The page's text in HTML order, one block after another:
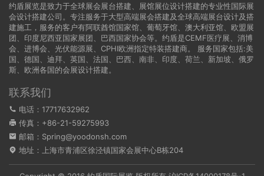
约盾展览是致力于全球展会展台搭建、展馆展位设计搭建的专业性国际展
会设计搭建公司。专注服务于大型高端展会搭建及全球高端展台设计及搭
建施工，服务的客户有阿联酋馆国家馆、葡萄牙馆、澳大利亚馆、欧盟展
团、印度尼西亚国家展团、巴西国家协会等。约盾是CEMF医疗展、消博
会、进博会、光伏能源展、CPHI欧洲指定特装搭建商。 服务国家包括:美
国
德国 、迪拜、英国、法国、巴西、南非、印度、荷兰、新加坡、俄罗
斯、欧洲各国的会展设计搭建。
联系我们
电话：17717632962
传真：+86-21-59275993
邮箱：Spring@yoodonsh.com
地址：上海市青浦区徐泾镇国家会展中心B栋204